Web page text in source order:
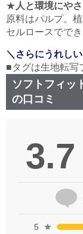
★ 人と環境にや
原料はパルプ。
セルロースででき
＼さらにうれし
■タグは生地転写
ソフトフィッ
の口コミ
3.7
5